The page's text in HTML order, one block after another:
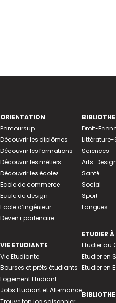
ORIENTATION
Parcoursup
Découvrir les diplômes
Découvrir les formations
Découvrir les métiers
Découvrir les écoles
Ecole de commerce
Ecole de design
Ecole d’ingénieur
Devenir partenaire
VIE ETUDIANTE
Vie Etudiante
Bourses et prêts étudiants
Logement Etudiant
Jobs Etudiant et Alternance
Trouve ton job saisonnier
Droit-
Sciences
Arts-
Santé
Social
Sport
Langues
ETUDIER À
Etudier au
Etudier en
Etudier en